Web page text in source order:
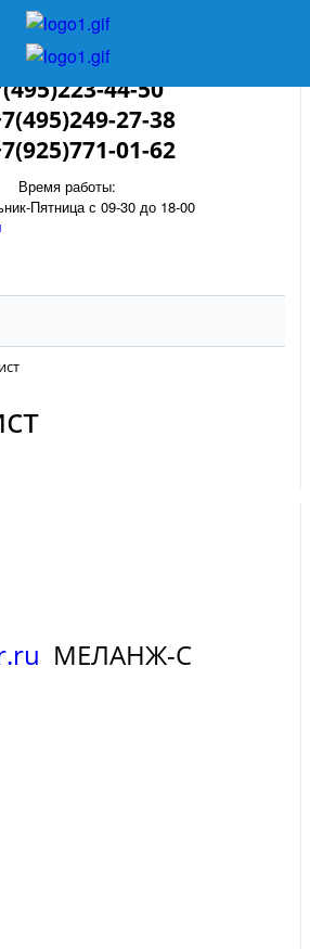
44-50
27-38
01-62
Время работы:
Пятница с 09-30 до 18-00
МЕЛАНЖ-С